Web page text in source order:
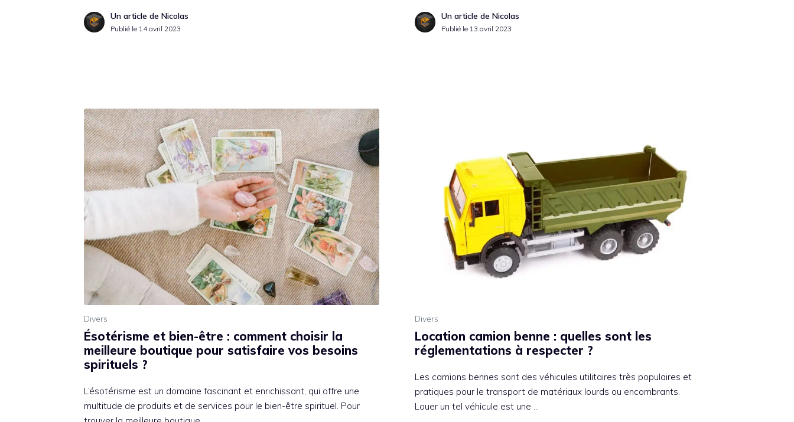
Un article de Nicolas
Publié le 14 avril 2023
Un article de Nicolas
Publié le 13 avril 2023
Divers
Ésotérisme et bien-être : comment choisir la
meilleure boutique pour satisfaire vos besoins
spirituels ?
L’ésotérisme est un domaine fascinant et enrichissant, qui offre une
multitude de produits et de services pour le bien-être spirituel. Pour
Divers
Location camion benne : quelles sont les
réglementations à respecter ?
Les camions bennes sont des véhicules utilitaires très populaires et
pratiques pour le transport de matériaux lourds ou encombrants.
Louer un tel véhicule est une …